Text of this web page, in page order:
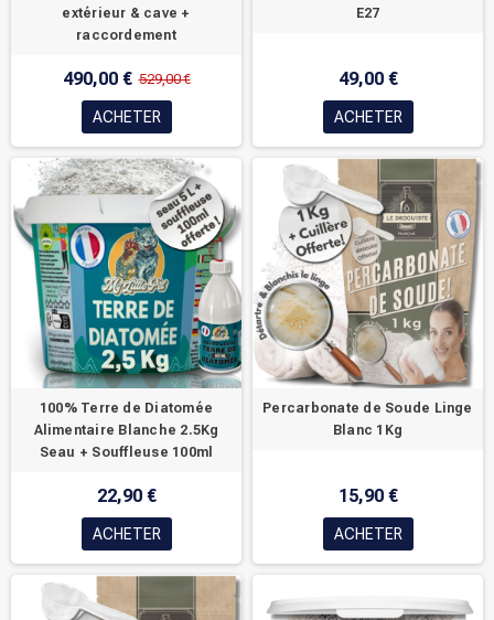
extérieur & cave +
raccordement
490,00 € 529,00 €
ACHETER
E27
49,00 €
ACHETER
100% Terre de Diatomée
Alimentaire Blanche 2.5Kg
Seau + Souffleuse 100ml
22,90 €
ACHETER
Percarbonate de Soude Linge
Blanc 1Kg
15,90 €
ACHETER